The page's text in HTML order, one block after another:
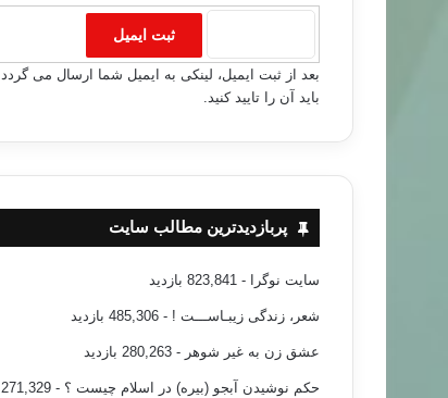
بعد از ثبت ایمیل، لینکی به ایمیل شما ارسال می گردد
باید آن را تایید کنید.
پربازدیدترین مطالب سایت
سایت نوگرا - 823,841 بازدید
شعر، زندگی زیبـاســـت ! - 485,306 بازدید
عشق زن به غیر شوهر - 280,263 بازدید
حکم نوشیدن آبجو (بیره) در اسلام چیست ؟
- 271,329